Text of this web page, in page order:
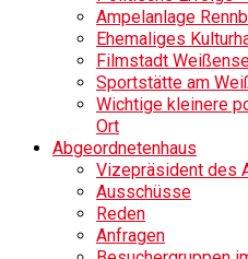
Ampelanlage
Ehemaliges
Filmstadt
Sportstätte am
Wichtige kleinere
Ort
Abgeordnetenhaus
Vizepräsident des
Ausschüsse
Reden
Anfragen